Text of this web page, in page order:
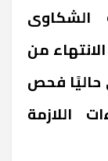
الشكاوى
من
حاليًا فحص
اللازمة